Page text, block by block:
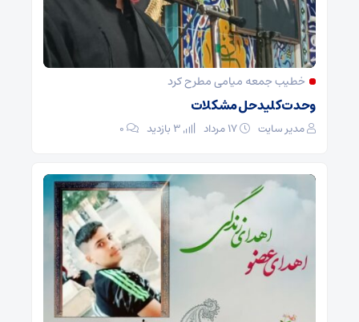
خطیب جمعه میامی مطرح کرد
وحدت کلید حل مشکلات
مدیر سایت ۰